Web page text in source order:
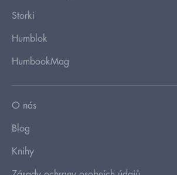
Storki
Humblok
HumbookMag
O nás
Blog
Knihy